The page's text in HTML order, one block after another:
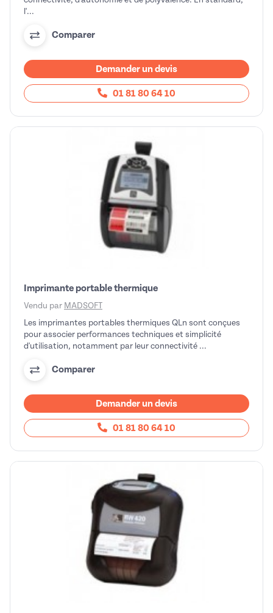
l'...
Comparer
Demander un devis
01 81 80 64 10
Imprimante portable thermique
Vendu par MADSOFT
Les imprimantes portables thermiques QLn sont conçues
pour associer performances techniques et simplicité
d'utilisation, notamment par leur connectivité ...
Comparer
Demander un devis
01 81 80 64 10